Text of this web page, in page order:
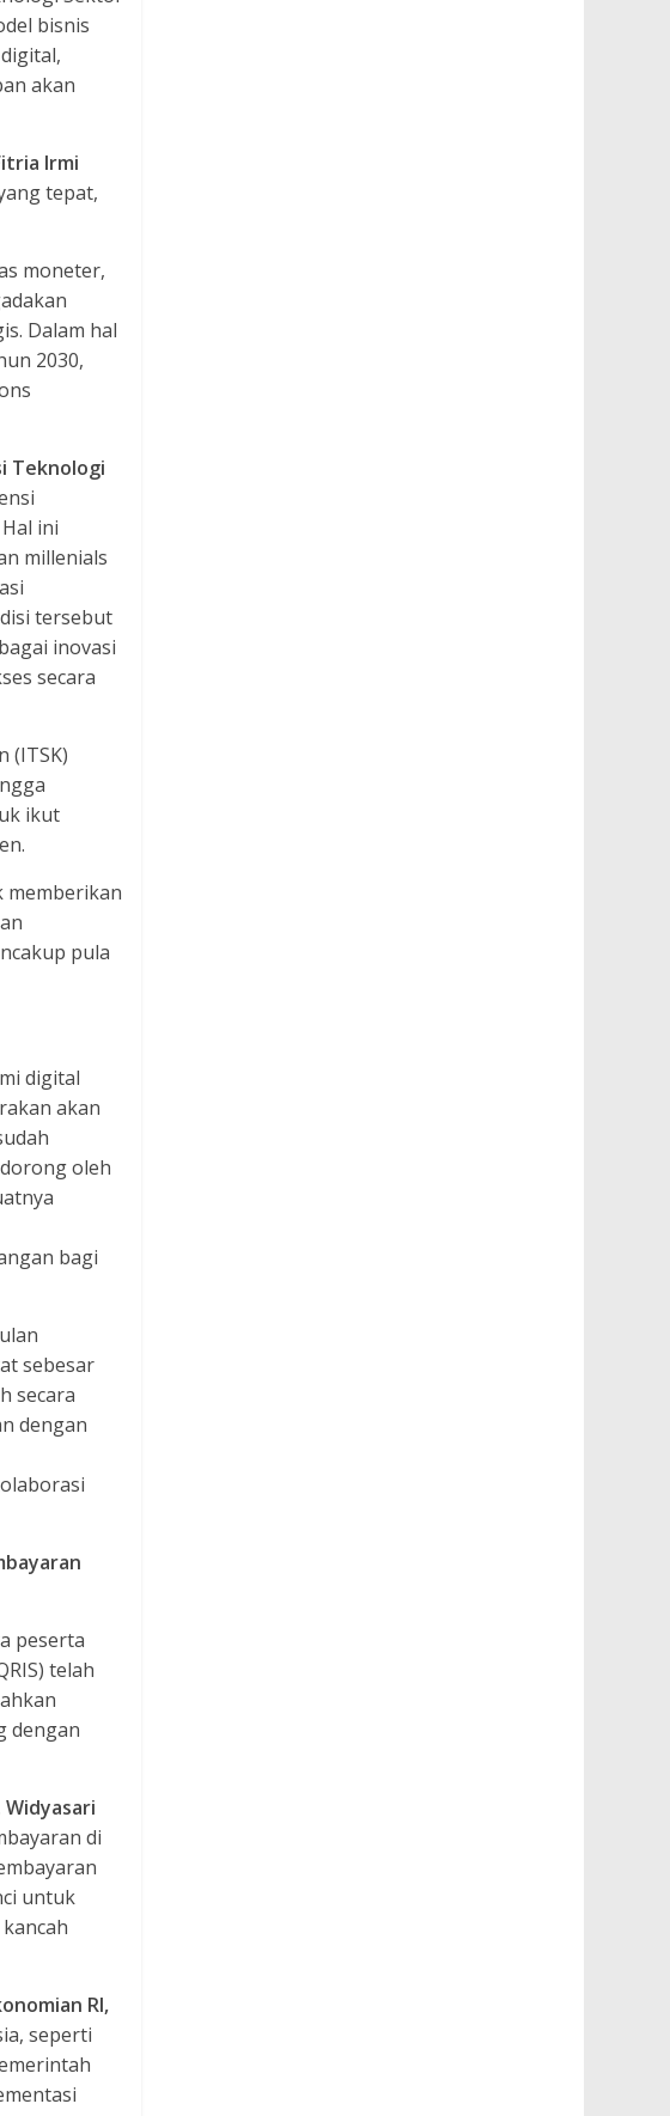
bisnis
akan
Irmi
tepat,
moneter,
Dalam hal
2030,
Teknologi
ini
millenials
tersebut
inovasi
secara
(ITSK)
ikut
memberikan
pula
digital
akan
oleh
bagi
sebesar
secara
dengan
peserta
telah
dengan
di
untuk
RI,
seperti